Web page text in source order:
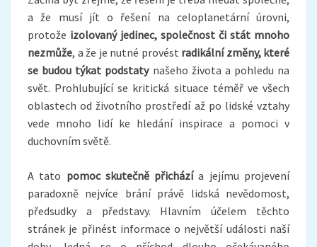
a že musí jít o řešení na celoplanetární úrovni,
protože izolovaný jedinec, společnost či stát mnoho
nezmůže, a že je nutné provést radikální změny, které
se budou týkat podstaty našeho života a pohledu na
svět. Prohlubující se kritická situace téměř ve všech
oblastech od životního prostředí až po lidské vztahy
vede mnoho lidí ke hledání inspirace a pomoci v
duchovním světě.
A tato pomoc skutečně přicházía jejímu projevení
paradoxně nejvíce brání právě lidská nevědomost,
předsudky a představy. Hlavním účelem těchto
stránek je přinést informace o největší události naší